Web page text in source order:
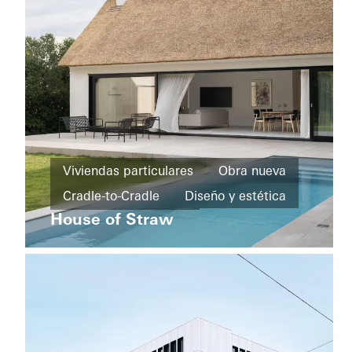
Deporte
cultura
Ampliación
de
edificios
Museum
Steinhalle
Viviendas particulares
Obra nueva
Cradle-to-Cradle
Diseño y estética
Ventanas
Puertas
Puertas correderas
Sweden
House of Straw